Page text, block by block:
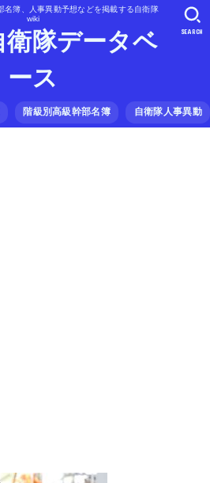
名簿、人事異動予想などを掲載する自衛隊
wiki
衛隊データベ
ース
階級別高級幹部名簿 自衛隊人事異動
SEARCH